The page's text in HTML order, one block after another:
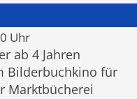
Uhr
ab 4 Jahren
Bilderbuchkino für
Marktbücherei